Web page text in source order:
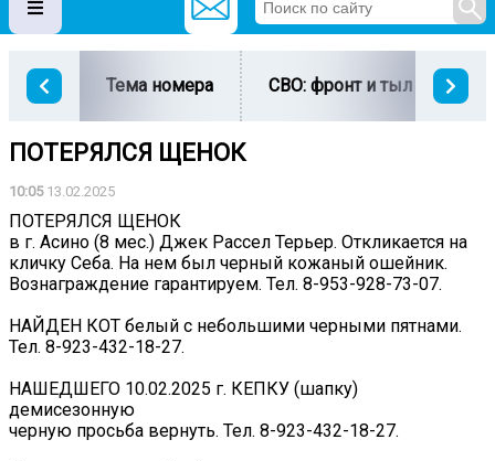
Тема номера СВО: фронт и тыл
ПОТЕРЯЛСЯ ЩЕНОК
10:0513.02.2025
ПОТЕРЯЛСЯ ЩЕНОК
в г. Асино (8 мес.) Джек Рассел Терьер. Откликается на
кличку Себа. На нем был черный кожаный ошейник.
Вознаграждение гарантируем. Тел. 8-953-928-73-07.
НАЙДЕН КОТ белый с небольшими черными пятнами.
Тел. 8-923-432-18-27.
НАШЕДШЕГО 10.02.2025 г. КЕПКУ (шапку)
демисезонную
черную просьба вернуть. Тел. 8-923-432-18-27.